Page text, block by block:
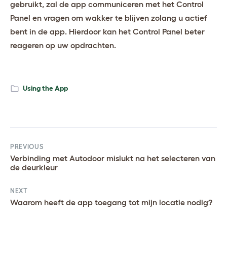
gebruikt, zal de app communiceren met het Control
Panel en vragen om wakker te blijven zolang u actief
bent in de app. Hierdoor kan het Control Panel beter
reageren op uw opdrachten.
Using the App
PREVIOUS
Verbinding met Autodoor mislukt na het selecteren van
de deurkleur
NEXT
Waarom heeft de app toegang tot mijn locatie nodig?